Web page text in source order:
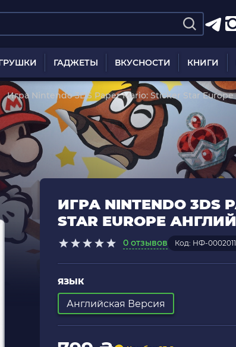
ГАДЖЕТЫ ВКУСНОСТИ КНИГИ
Игра Nintendo 3DS Paper Mario: Sticker Star
ИГРА NINTENDO 3DS
STAR EUROPE
0 отзывов Код: НФ-
ЯЗЫК
Английская Версия